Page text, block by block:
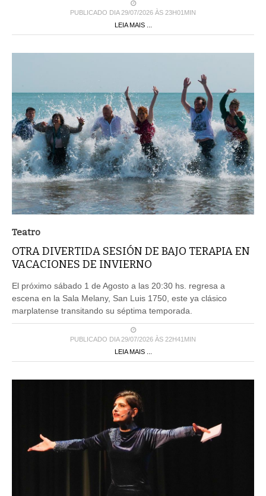
PUBLICADO DIA 29/07/2026 ÀS 23H01MIN
LEIA MAIS ...
Teatro
OTRA DIVERTIDA SESIÓN DE BAJO TERAPIA EN
VACACIONES DE INVIERNO
El próximo sábado 1 de Agosto a las 20:30 hs. regresa a
escena en la Sala Melany, San Luis 1750, este ya clásico
marplatense transitando su séptima temporada.
PUBLICADO DIA 29/07/2026 ÀS 22H41MIN
LEIA MAIS ...